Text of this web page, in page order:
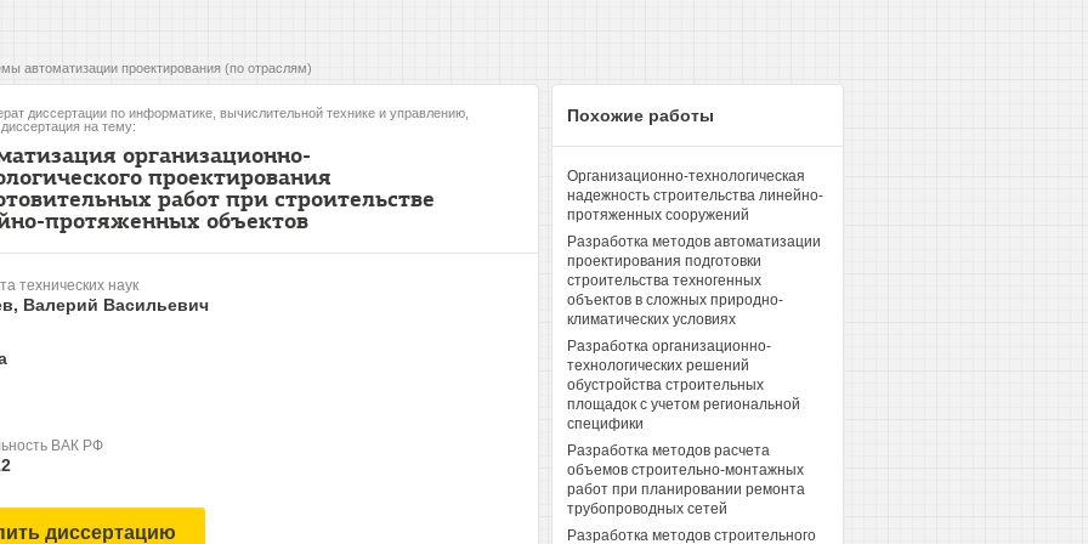
автоматизации проектирования (по отраслям)
диссертации по информатике, вычислительной технике и управлению,
на тему:
организационно-
проектирования
работ при строительстве
протяженных объектов
технических наук
Валерий Васильевич
ВАК РФ
диссертацию
Похожие работы
Организационно-технологическая
надежность строительства линейно-
протяженных сооружений
Разработка методов автоматизации
проектирования подготовки
строительства техногенных
объектов в сложных природно-
климатических условиях
Разработка организационно-
технологических решений
обустройства строительных
площадок с учетом региональной
специфики
Разработка методов расчета
объемов строительно-монтажных
работ при планировании ремонта
трубопроводных сетей
Разработка методов строительного